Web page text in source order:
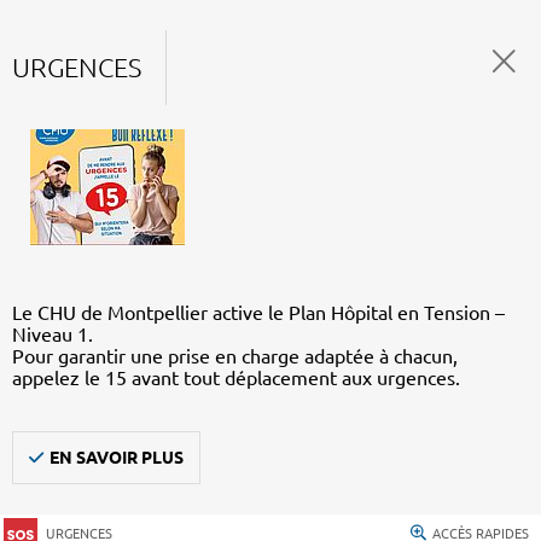
URGENCES
Le CHU de Montpellier active le Plan Hôpital en Tension –
Niveau 1.
Pour garantir une prise en charge adaptée à chacun,
appelez le 15 avant tout déplacement aux urgences.
EN SAVOIR PLUS
URGENCES ACCÈS RAPIDES